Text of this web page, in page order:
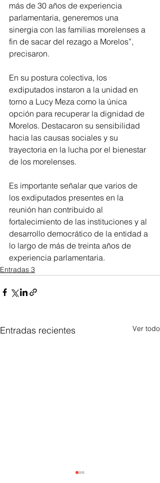
más de 30 años de experiencia
parlamentaria, generemos una
sinergia con las familias morelenses a
fin de sacar del rezago a Morelos”,
precisaron.
En su postura colectiva, los
exdiputados instaron a la unidad en
torno a Lucy Meza como la única
opción para recuperar la dignidad de
Morelos. Destacaron su sensibilidad
hacia las causas sociales y su
trayectoria en la lucha por el bienestar
de los morelenses.
Es importante señalar que varios de
los exdiputados presentes en la
reunión han contribuido al
fortalecimiento de las instituciones y al
desarrollo democrático de la entidad a
lo largo de más de treinta años de
experiencia parlamentaria.
Entradas 3
Entradas recientes Ver todo